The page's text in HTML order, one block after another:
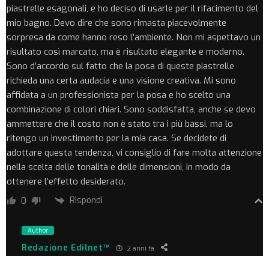
piastrelle esagonali, e ho deciso di usarle per il rifacimento del
mio bagno. Devo dire che sono rimasta piacevolmente
sorpresa da come hanno reso l’ambiente. Non mi aspettavo un
risultato così marcato, ma è risultato elegante e moderno.
Sono d’accordo sul fatto che la posa di queste piastrelle
richieda una certa audacia e una visione creativa. Mi sono
affidata a un professionista per la posa e ho scelto una
combinazione di colori chiari. Sono soddisfatta, anche se devo
ammettere che il costo non è stato tra i più bassi, ma lo
ritengo un investimento per la mia casa. Se decidete di
adottare questa tendenza, vi consiglio di fare molta attenzione
nella scelta delle tonalità e delle dimensioni, in modo da
ottenere l’effetto desiderato.
0 Rispondi
Author
Redazione Edilnet™ 2 anni fa